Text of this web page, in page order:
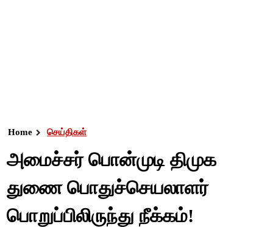
Home செய்திகள்
அமைச்சர் பொன்முடி திமுக
துணை பொதுச்செயலாளர்
பொறுப்பிலிருந்து நீக்கம்!